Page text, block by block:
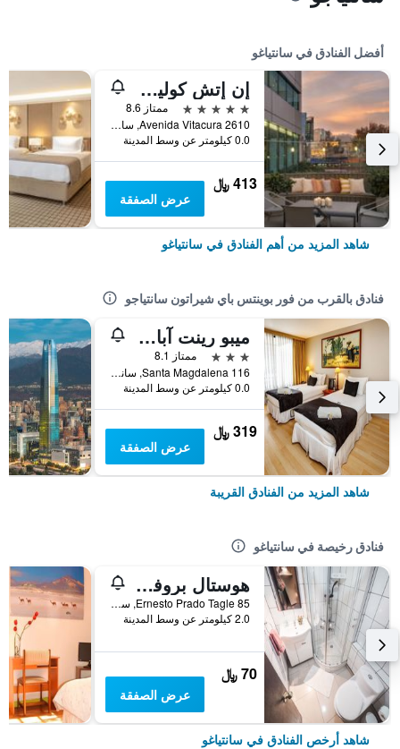
أفضل الفنادق في سانتياغو
إن إتش كوليكشين بلازا سانتياغو
5 نجوم
ممتاز 8.6
Avenida Vitacura 2610, سانتياغو, شيلي
0.0 كيلومتر عن وسط المدينة
413 ﷼
عرض الصفقة
شاهد المزيد من أهم الفنادق في سانتياغو
فنادق بالقرب من فور بوينتس باي شيراتون سانتياجو
ميبو رينت آبارت هوتل
3 نجوم
ممتاز 8.1
Santa Magdalena 116, سانتياغو, شيلي
0.0 كيلومتر عن وسط المدينة
319 ﷼
عرض الصفقة
شاهد المزيد من الفنادق القريبة
فنادق رخيصة في سانتياغو
هوستال بروفيدينسيا - هوستل
Ernesto Prado Tagle 85, سانتياغو, شيلي
2.0 كيلومتر عن وسط المدينة
70 ﷼
عرض الصفقة
شاهد أرخص الفنادق في سانتياغو